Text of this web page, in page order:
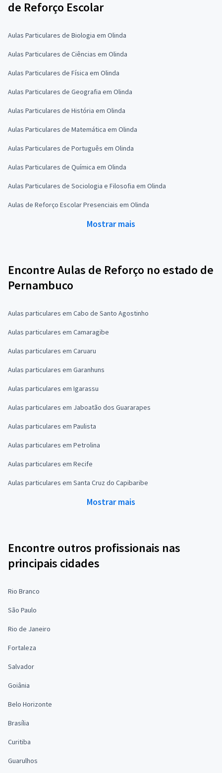
de Reforço Escolar
Aulas Particulares de Biologia em Olinda
Aulas Particulares de Ciências em Olinda
Aulas Particulares de Física em Olinda
Aulas Particulares de Geografia em Olinda
Aulas Particulares de História em Olinda
Aulas Particulares de Matemática em Olinda
Aulas Particulares de Português em Olinda
Aulas Particulares de Química em Olinda
Aulas Particulares de Sociologia e Filosofia em Olinda
Aulas de Reforço Escolar Presenciais em Olinda
Mostrar mais
Encontre Aulas de Reforço no estado de
Pernambuco
Aulas particulares em Cabo de Santo Agostinho
Aulas particulares em Camaragibe
Aulas particulares em Caruaru
Aulas particulares em Garanhuns
Aulas particulares em Igarassu
Aulas particulares em Jaboatão dos Guararapes
Aulas particulares em Paulista
Aulas particulares em Petrolina
Aulas particulares em Recife
Aulas particulares em Santa Cruz do Capibaribe
Mostrar mais
Encontre outros profissionais nas
principais cidades
Rio Branco
São Paulo
Rio de Janeiro
Fortaleza
Salvador
Goiânia
Belo Horizonte
Brasília
Curitiba
Guarulhos